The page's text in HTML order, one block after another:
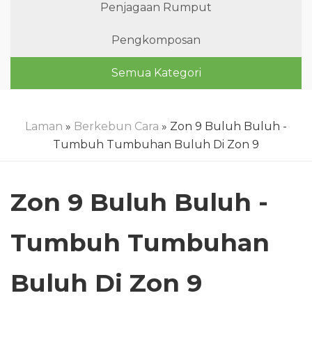
Penjagaan Rumput
Pengkomposan
Semua Kategori
Laman » Berkebun Cara » Zon 9 Buluh Buluh -
Tumbuh Tumbuhan Buluh Di Zon 9
Zon 9 Buluh Buluh -
Tumbuh Tumbuhan
Buluh Di Zon 9